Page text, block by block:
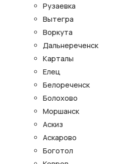
Рузаевка
Вытегра
Воркута
Дальнереченск
Карталы
Елец
Белореченск
Болохово
Моршанск
Аскиз
Аскарово
Боготол